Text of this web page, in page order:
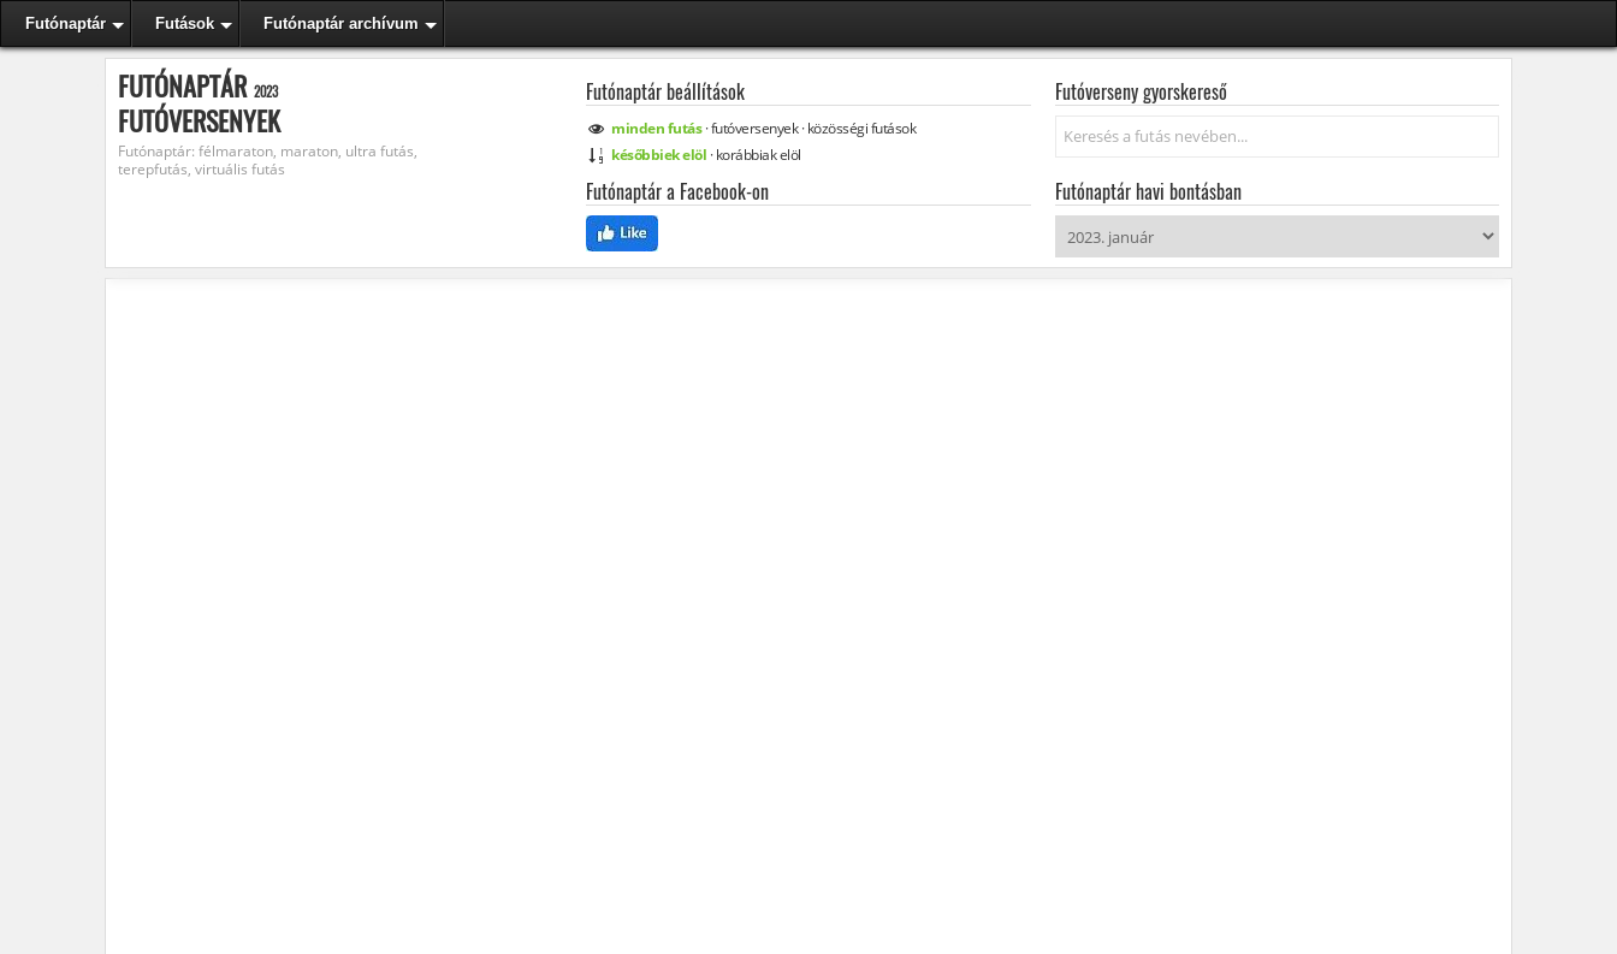
Futónaptár Futások Futónaptár archívum
FUTÓNAPTÁR 2023
FUTÓVERSENYEK
Futónaptár: félmaraton, maraton, ultra futás,
terepfutás, virtuális futás
Futónaptár beállítások
mindenfutás·futóversenyek·közösségifutások
későbbiek elöl ·korábbiak elöl
Futónaptár a Facebook-on
Futóverseny gyorskereső
Keresés...
Futónaptár havi bontásban